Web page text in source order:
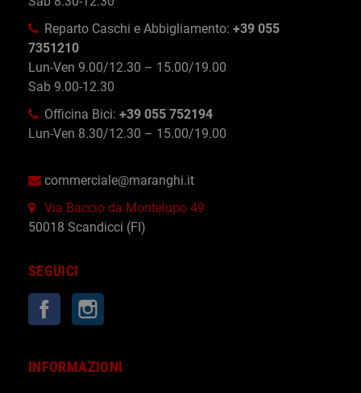
Reparto Caschi e Abbigliamento: +39 055
7351210
Lun-Ven 9.00/12.30 – 15.00/19.00
Sab 9.00-12.30
Officina Bici: +39 055 752194
Lun-Ven 8.30/12.30 – 15.00/19.00
commerciale@maranghi.it
Via Baccio da Montelupo 49
50018 Scandicci (FI)
SEGUICI
Facebook
INFORMAZIONI